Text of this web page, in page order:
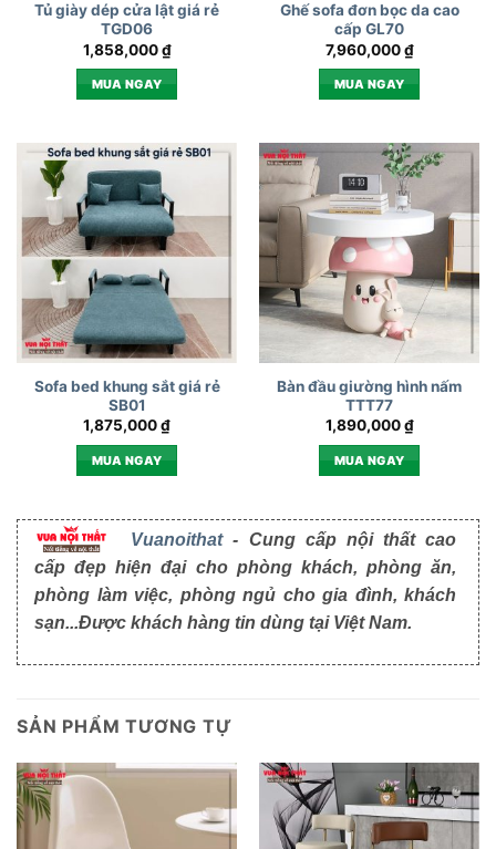
Tủ giày dép cửa lật giá rẻ
TGD06
1,858,000₫
MUA NGAY
Ghế sofa đơn bọc da cao
cấp GL70
7,960,000₫
MUA NGAY
Sofa bed khung sắt giá rẻ
SB01
1,875,000₫
MUA NGAY
Bàn đầu giường hình nấm
TTT77
1,890,000₫
MUA NGAY
Vuanoithat- Cung cấp nội thất cao
cấp đẹp hiện đại cho phòng khách, phòng ăn,
phòng làm việc, phòng ngủ cho gia đình, khách
sạn...Được khách hàng tin dùng tại Việt Nam.
SẢN PHẨM TƯƠNG TỰ